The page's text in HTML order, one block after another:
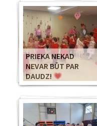
PRIEKA NEKAD
NEVAR BŪT PAR
DAUDZ!